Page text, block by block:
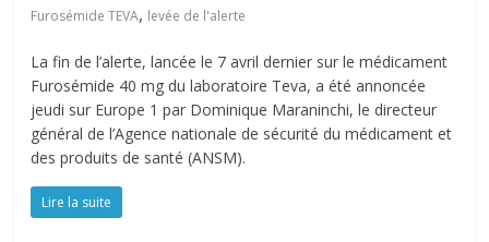
Furosémide TEVA, levée de l'alerte
La fin de l’alerte, lancée le 7 avril dernier sur le médicament
Furosémide 40 mg du laboratoire Teva, a été annoncée
jeudi sur Europe 1 par Dominique Maraninchi, le directeur
général de l’Agence nationale de sécurité du médicament et
des produits de santé (ANSM).
Lire la suite